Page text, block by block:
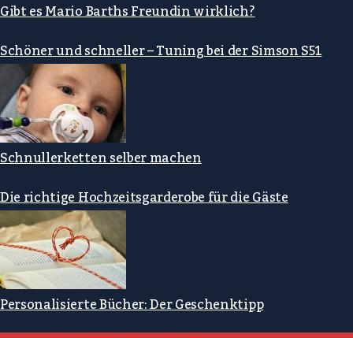
Gibt es Mario Barths Freundin wirklich?
Schöner und schneller – Tuning bei der Simson S51
Schnullerketten selber machen
Die richtige Hochzeitsgarderobe für die Gäste
Personalisierte Bücher: Der Geschenktipp